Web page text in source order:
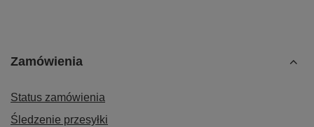
Zamówienia
Status zamówienia
Śledzenie przesyłki